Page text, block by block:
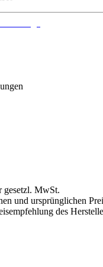
gesetzl. MwSt.
und ursprünglichen
des